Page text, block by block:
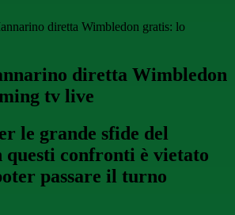
diretta Wimbledon gratis: lo
diretta Wimbledon
tv live
le grande sfide del
confronti è vietato
passare il turno